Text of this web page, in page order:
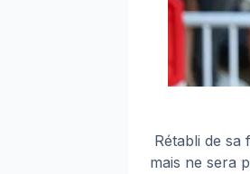
Rétabli de
mais ne sera